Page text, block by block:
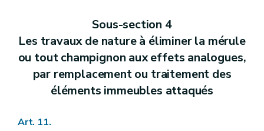
Sous-section 4
Les travaux de nature à éliminer la mérule
ou tout champignon aux effets analogues,
par remplacement ou traitement des
éléments immeubles attaqués
Art. 11.